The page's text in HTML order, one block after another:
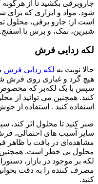
جاروبرقی بکشید تا از
شود. مواد و ابزاری که برای
است از: جارو برقی، محلول
شیرین، نمک، و برس یا اسفنج.
لکه زدایی فرش
حالا نوبت به لکه زدایی فرش
هیچ گرد و غباری روی فرش شما
سپس با یک لکه‌بر که
کنید. همچنین می توانید از
استفاده کنید . استفاده از
صبر کنید تا محلول اثر کند،
سایر آسیب های احتمالی،
مشاهده‌ای در بافت یا ظاهر
محلول بی خطر است. همچنین
لکه بر موجود در بازار،
مصرف کننده را به دقت
کنید.